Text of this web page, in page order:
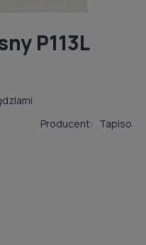
P113L
Producent: Tapiso